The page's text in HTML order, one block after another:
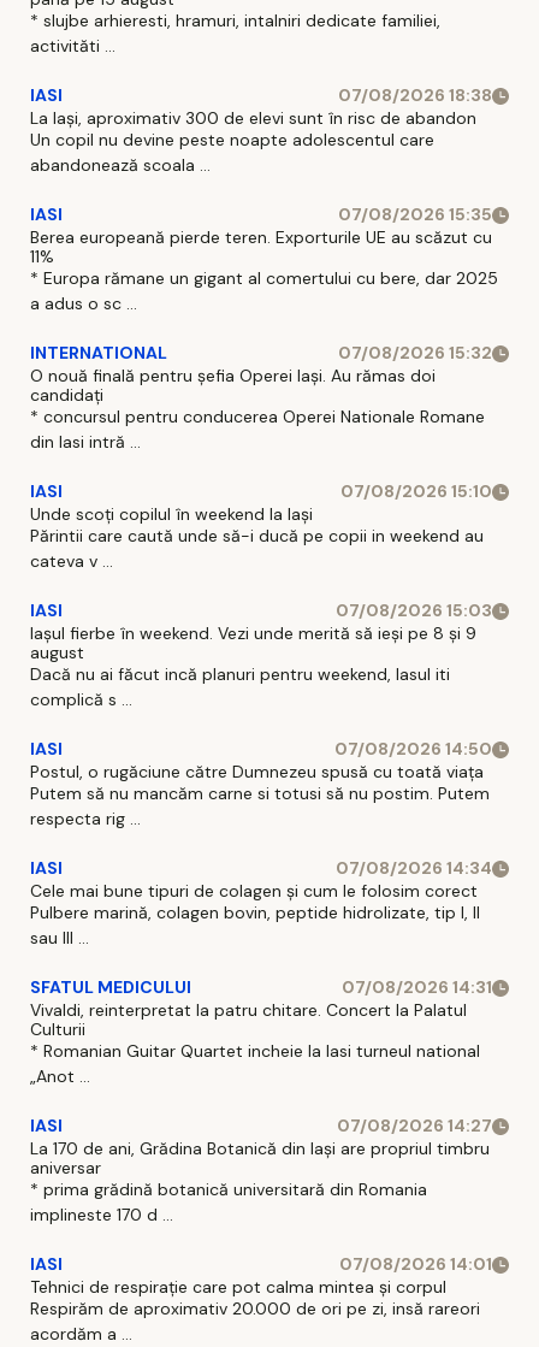
* slujbe arhieresti, hramuri, intalniri dedicate familiei,
activităti ...
IASI
07/08/2026 18:38
La Iași, aproximativ 300 de elevi sunt în risc de abandon
Un copil nu devine peste noapte adolescentul care
abandonează scoala ...
IASI
07/08/2026 15:35
Berea europeană pierde teren. Exporturile UE au scăzut cu
11%
* Europa rămane un gigant al comertului cu bere, dar 2025
a adus o sc ...
INTERNATIONAL
07/08/2026 15:32
O nouă finală pentru șefia Operei Iași. Au rămas doi
candidați
* concursul pentru conducerea Operei Nationale Romane
din Iasi intră ...
IASI
07/08/2026 15:10
Unde scoți copilul în weekend la Iași
Părintii care caută unde să-i ducă pe copii in weekend au
cateva v ...
IASI
07/08/2026 15:03
Iașul fierbe în weekend. Vezi unde merită să ieși pe 8 și 9
august
Dacă nu ai făcut incă planuri pentru weekend, Iasul iti
complică s ...
IASI
07/08/2026 14:50
Postul, o rugăciune către Dumnezeu spusă cu toată viața
Putem să nu mancăm carne si totusi să nu postim. Putem
respecta rig ...
IASI
07/08/2026 14:34
Cele mai bune tipuri de colagen și cum le folosim corect
Pulbere marină, colagen bovin, peptide hidrolizate, tip I, II
sau III ...
SFATUL MEDICULUI
07/08/2026 14:31
Vivaldi, reinterpretat la patru chitare. Concert la Palatul
Culturii
* Romanian Guitar Quartet incheie la Iasi turneul national
„Anot ...
IASI
07/08/2026 14:27
La 170 de ani, Grădina Botanică din Iași are propriul timbru
aniversar
* prima grădină botanică universitară din Romania
implineste 170 d ...
IASI
07/08/2026 14:01
Tehnici de respirație care pot calma mintea și corpul
Respirăm de aproximativ 20.000 de ori pe zi, insă rareori
acordăm a ...